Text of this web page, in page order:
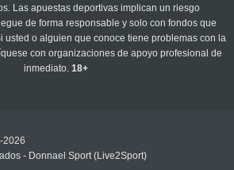
Las apuestas deportivas implican un riesgo
de forma responsable y solo con fondos que
usted o alguien que conoce tiene problemas con la
con organizaciones de apoyo profesional de
inmediato.18+
2026
- Donnael Sport (Live2Sport)